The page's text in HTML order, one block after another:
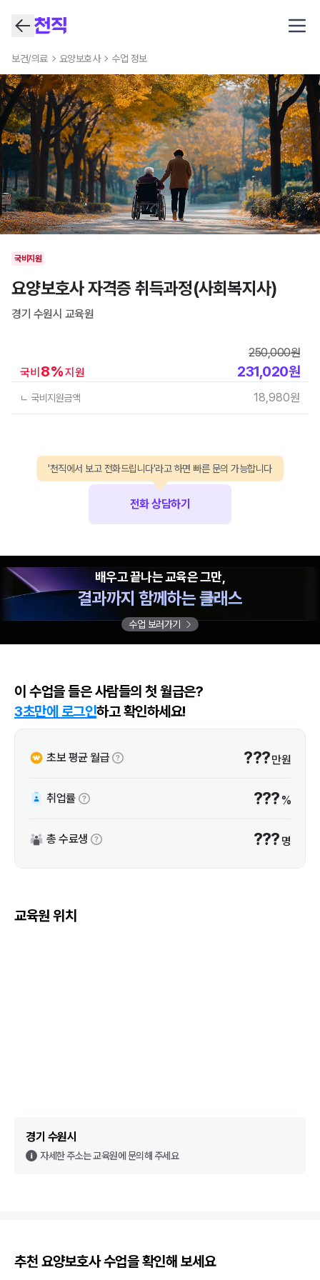
보건/의료 요양보호사 수업 정보
국비지원
요양보호사 자격증 취득과정(사회복지사)
경기 수원시 교육원
국비 8%지원
250,000원
231,020원
ㄴ 국비지원금액 18,980원
전화 상담하기
'천직에서 보고 전화드립니다'라고 하면 빠른 문의 가능합니다
배우고 끝나는 교육은 그만,
결과까지 함께하는 클래스
수업 보러가기
이 수업을 들은 사람들의 첫 월급은?
3초만에 로그인하고 확인하세요!
초보 평균 월급 ???만원
취업률 ??? %
총 수료생 ??? 명
교육원 위치
경기 수원시
자세한 주소는 교육원에 문의해 주세요
추천 요양보호사수업을 확인해 보세요